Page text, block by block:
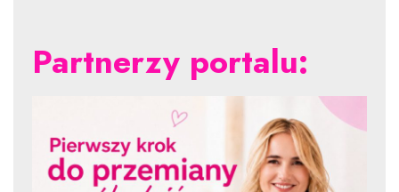
Partnerzy portalu: